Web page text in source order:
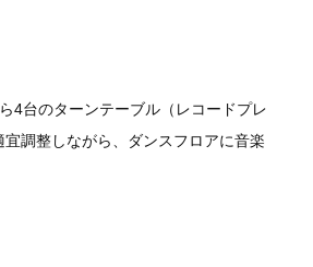
4台のターンテーブル（レコードプレ
調整しながら、ダンスフロアに音楽